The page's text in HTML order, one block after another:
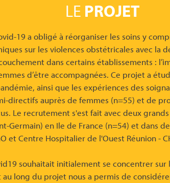
LE PROJET
19 a obligé à réorganiser les soins y
sur les violences obstétricales avec la
dans certains établissements :
d’être accompagnées. Ce projet a
ainsi que les expériences des
directifs auprès de femmes (n=55) et de
Le recrutement s'est fait avec deux
Germain) en Ile de France (n=54) et dans
et Centre Hospitalier de l'Ouest Réunion -
souhaitait initialement se concentrer sur
long du projet nous a permis de